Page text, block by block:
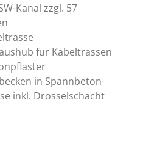
Kanal zzgl. 57
für Kabeltrassen
in Spannbeton-
inkl. Drosselschacht